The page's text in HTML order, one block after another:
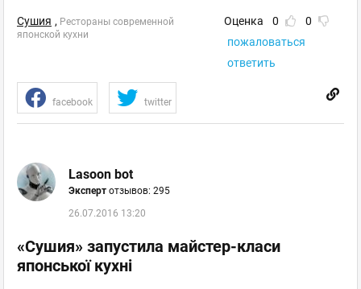
Сушия , Рестораны современной
японской кухни
Оценка 0
0
пожаловаться
ответить
facebook twitter
Lasoon bot
Эксперт отзывов: 295
26.07.2016 13:20
«Сушия» запустила майстер-класи
японської кухні